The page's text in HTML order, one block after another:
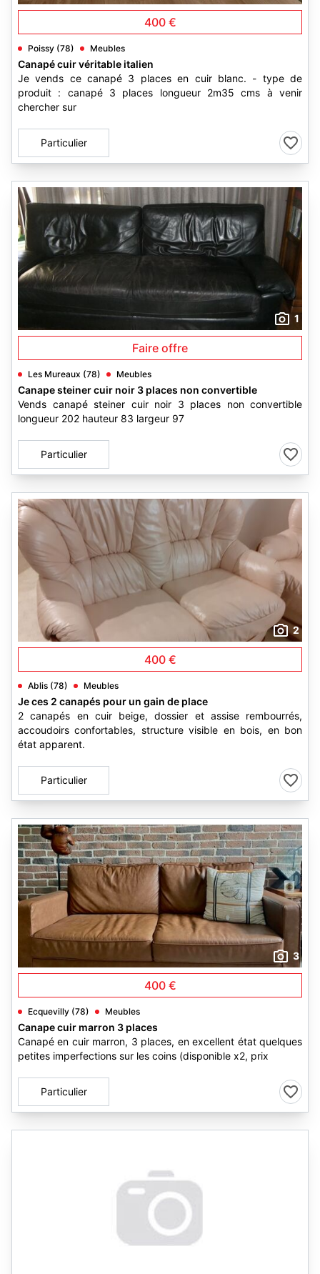
400 €
Poissy (78) Meubles
Canapé cuir véritable italien
Je vends ce canapé 3 places en cuir blanc. - type de
produit : canapé 3 places longueur 2m35 cms à venir
chercher sur
Particulier
1
Faire offre
Les Mureaux (78) Meubles
Canape steiner cuir noir 3 places non convertible
Vends canapé steiner cuir noir 3 places non convertible
longueur 202 hauteur 83 largeur 97
Particulier
2
400 €
Ablis (78) Meubles
Je ces 2 canapés pour un gain de place
2 canapés en cuir beige, dossier et assise rembourrés,
accoudoirs confortables, structure visible en bois, en bon
état apparent.
Particulier
3
400 €
Ecquevilly (78) Meubles
Canape cuir marron 3 places
Canapé en cuir marron, 3 places, en excellent état quelques
petites imperfections sur les coins (disponible x2, prix
Particulier